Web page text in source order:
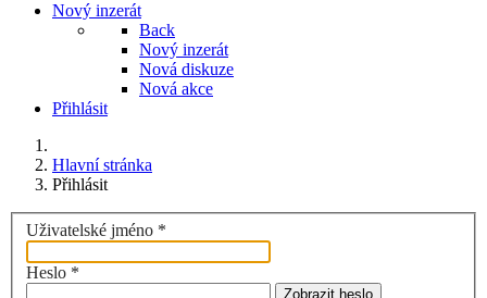
Nový inzerát
Back
Nový inzerát
Nová diskuze
Nová akce
Přihlásit
Hlavní stránka
Přihlásit
Uživatelské jméno *
Heslo *
Zobrazit heslo